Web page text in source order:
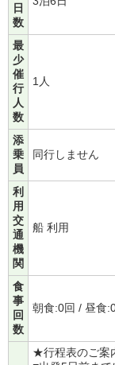
日
数
最
少
催
行
人
数
1人
添
乗
員
同行しません
利
用
交
通
機
関
船 利用
食
事
回
数
朝食:0回 / 昼食
★行程表のご